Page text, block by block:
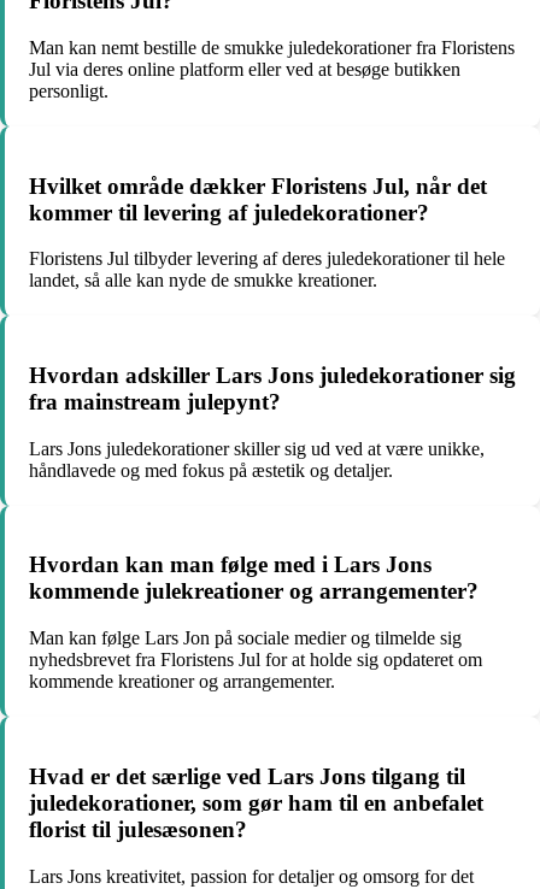
Man kan nemt bestille de smukke juledekorationer fra Floristens
Jul via deres online platform eller ved at besøge butikken
personligt.
Hvilket område dækker Floristens Jul, når det
kommer til levering af juledekorationer?
Floristens Jul tilbyder levering af deres juledekorationer til hele
landet, så alle kan nyde de smukke kreationer.
Hvordan adskiller Lars Jons juledekorationer sig
fra mainstream julepynt?
Lars Jons juledekorationer skiller sig ud ved at være unikke,
håndlavede og med fokus på æstetik og detaljer.
Hvordan kan man følge med i Lars Jons
kommende julekreationer og arrangementer?
Man kan følge Lars Jon på sociale medier og tilmelde sig
nyhedsbrevet fra Floristens Jul for at holde sig opdateret om
kommende kreationer og arrangementer.
Hvad er det særlige ved Lars Jons tilgang til
juledekorationer, som gør ham til en anbefalet
florist til julesæsonen?
Lars Jons kreativitet, passion for detaljer og omsorg for det